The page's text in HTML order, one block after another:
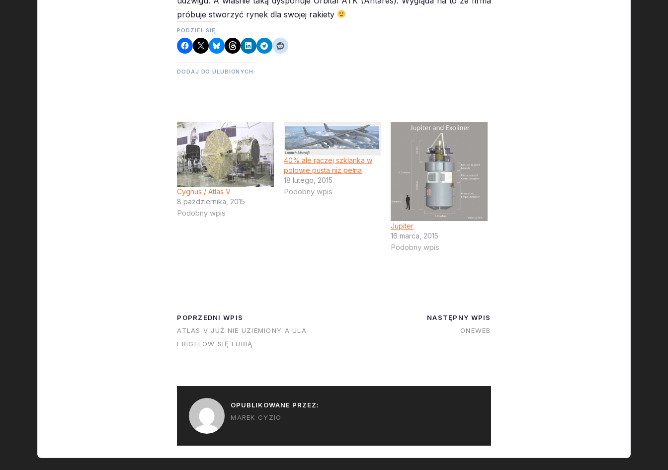
próbuje stworzyć rynek dla swojej rakiety
PODZIEL SIĘ:
DODAJ DO ULUBIONYCH:
Cygnus / Atlas V
8 października, 2015
Podobny wpis
40% ale raczej szklanka w
połowie pusta niż pełna
18 lutego, 2015
Podobny wpis
Jupiter
16 marca, 2015
Podobny wpis
POPRZEDNI WPIS
ATLAS V JUŻ NIE UZIEMIONY A ULA
I BIGELOW SIĘ LUBIĄ
NASTĘPNY WPIS
ONEWEB
OPUBLIKOWANE PRZEZ:
MAREK CYZIO